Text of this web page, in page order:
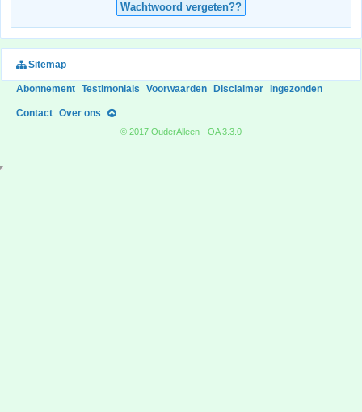
Wachtwoord vergeten??
Sitemap
Abonnement Testimonials Voorwaarden Disclaimer Ingezonden
Contact Over ons
© 2017 OuderAlleen - OA 3.3.0